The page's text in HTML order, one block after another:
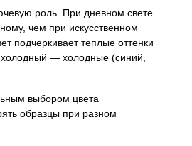
роль. При дневном свете
чем при искусственном
подчеркивает теплые оттенки
— холодные (синий,
выбором цвета
образцы при разном